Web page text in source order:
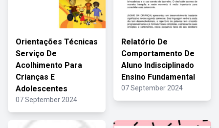
Orientações Técnicas
Serviço De
Acolhimento Para
Crianças E
Adolescentes
07 September 2024
Relatório De
Comportamento De
Aluno Indisciplinado
Ensino Fundamental
07 September 2024